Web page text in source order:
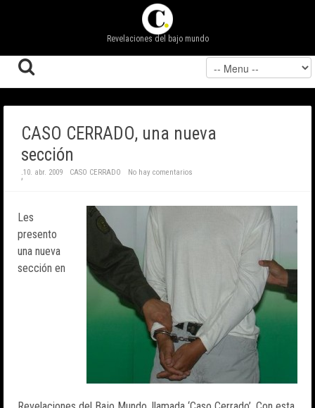
Revelaciones del bajo mundo
CASO CERRADO, una nueva
sección
;10. abr. 2009 CASO CERRADO No hay comentarios
Les
presento
una nueva
sección en